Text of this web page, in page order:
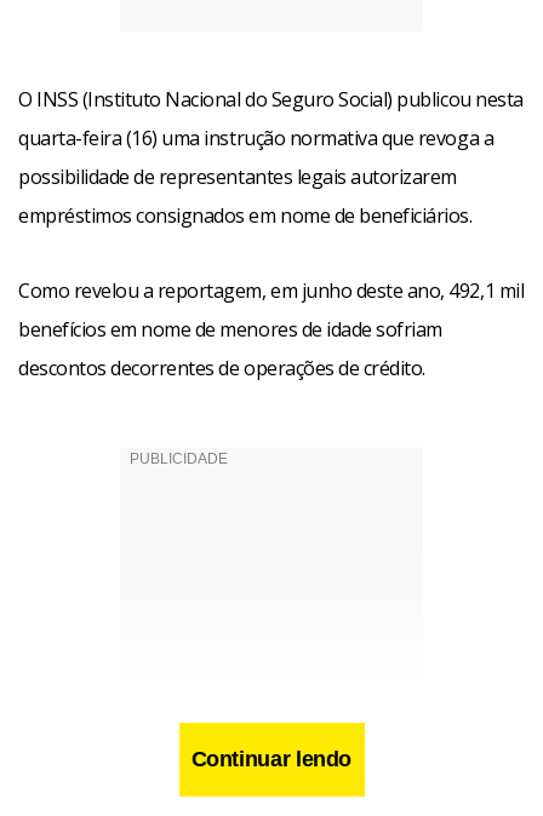
O INSS (Instituto Nacional do Seguro Social) publicou nesta
quarta-feira (16) uma instrução normativa que revoga a
possibilidade de representantes legais autorizarem
empréstimos consignados em nome de beneficiários.
Como revelou a reportagem, em junho deste ano, 492,1 mil
benefícios em nome de menores de idade sofriam
descontos decorrentes de operações de crédito.
Continuar lendo